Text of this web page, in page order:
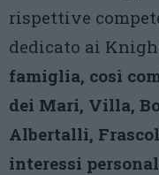
rispettive
dedicato ai
famiglia, così
dei Mari, Villa,
Albertalli,
interessi